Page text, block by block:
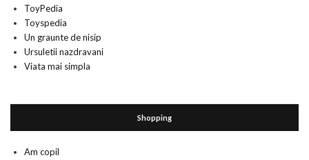
ToyPedia
Toyspedia
Un graunte de nisip
Ursuletii nazdravani
Viata mai simpla
Shopping
Am copil